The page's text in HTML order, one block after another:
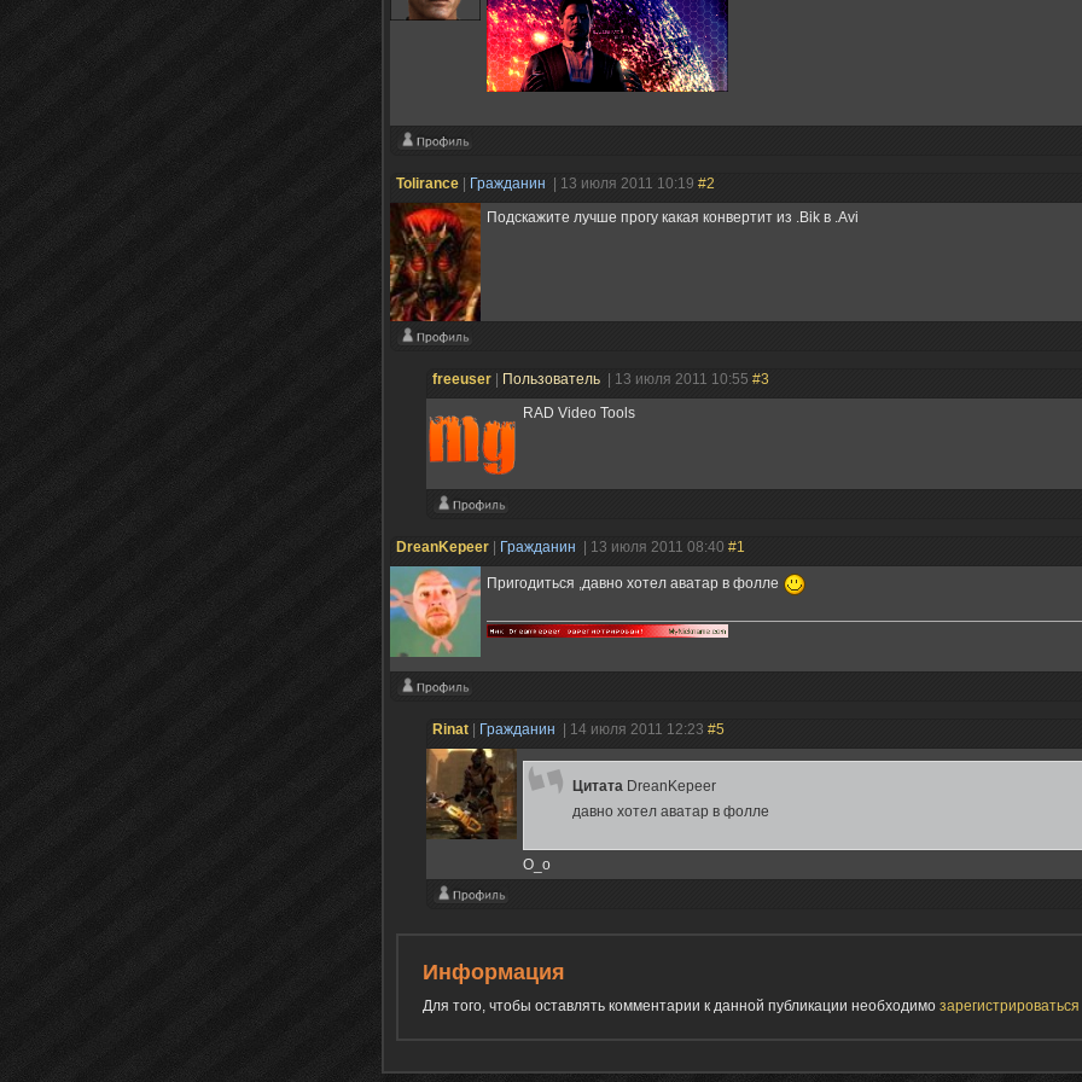
Tolirance Гражданин | 13 июля 2011 10:19 #2
Подскажите лучше прогу какая конвертит из .Bik в .Avi
freeuser Пользователь | 13 июля 2011 10:55 #3
RAD Video Tools
DreanKepeer Гражданин | 13 июля 2011 08:40 #1
Пригодиться ,давно хотел аватар в фолле
Rinat Гражданин | 14 июля 2011 12:23 #5
Цитата DreanKepeer
давно хотел аватар в фолле
O_o
Информация
Для того, чтобы оставлять комментарии к данной публикации необходимо зарегистрироваться